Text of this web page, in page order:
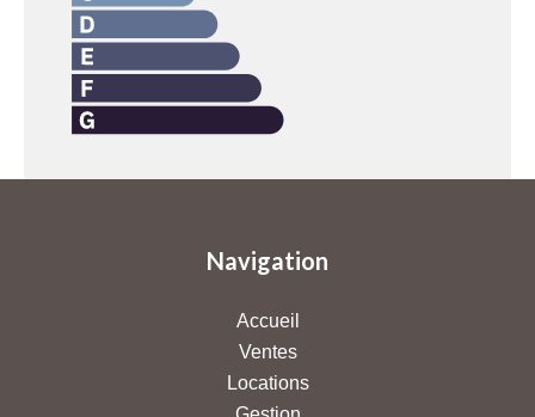
Navigation
Accueil
Ventes
Locations